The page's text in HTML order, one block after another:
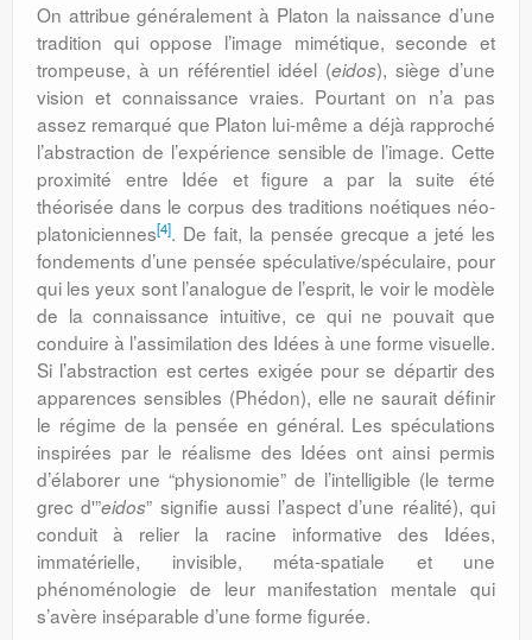
On attribue généralement à Platon la naissance d’une
tradition qui oppose l’image mimétique, seconde et
trompeuse, à un référentiel idéel (eidos), siège d’une
vision et connaissance vraies. Pourtant on n’a pas
assez remarqué que Platon lui-même a déjà rapproché
l’abstraction de l’expérience sensible de l’image. Cette
proximité entre Idée et figure a par la suite été
théorisée dans le corpus des traditions noétiques néo-
platoniciennes[4]. De fait, la pensée grecque a jeté les
fondements d’une pensée spéculative/spéculaire, pour
qui les yeux sont l’analogue de l’esprit, le voir le modèle
de la connaissance intuitive, ce qui ne pouvait que
conduire à l’assimilation des Idées à une forme visuelle.
Si l’abstraction est certes exigée pour se départir des
apparences sensibles (Phédon), elle ne saurait définir
le régime de la pensée en général. Les spéculations
inspirées par le réalisme des Idées ont ainsi permis
d’élaborer une “physionomie” de l’intelligible (le terme
grec d'”eidos” signifie aussi l’aspect d’une réalité), qui
conduit à relier la racine informative des Idées,
immatérielle, invisible, méta-spatiale et une
phénoménologie de leur manifestation mentale qui
s’avère inséparable d’une forme figurée.